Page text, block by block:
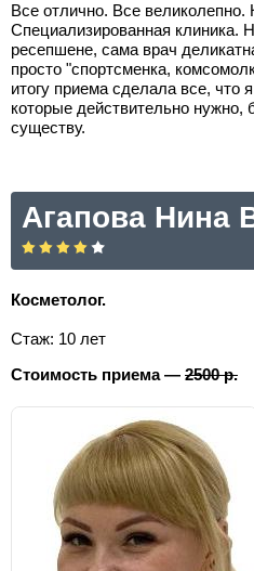
Все отлично. Все великолепно.
Специализированная клиника.
ресепшене, сама врач
просто "спортсменка,
итогу приема сделала все, что
которые действительно нужно,
существу.
Агапова Нина
Косметолог.
Стаж: 10 лет
Стоимость приема — 2500 р.